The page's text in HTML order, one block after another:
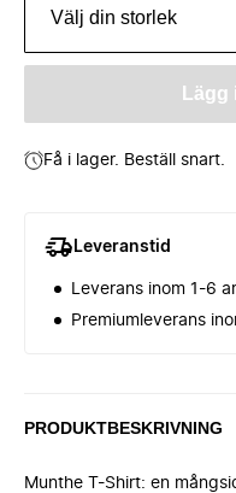
Välj din storlek
Lägg
Få i lager. Beställ snart.
Leveranstid
Leverans inom 1-6
Premiumleverans
PRODUKTBESKRIVNING
Munthe T-Shirt: en